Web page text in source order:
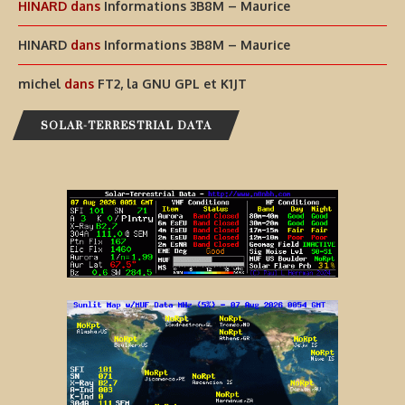
HINARD dans Informations 3B8M – Maurice
HINARD dans Informations 3B8M – Maurice
michel dans FT2, la GNU GPL et K1JT
SOLAR-TERRESTRIAL DATA